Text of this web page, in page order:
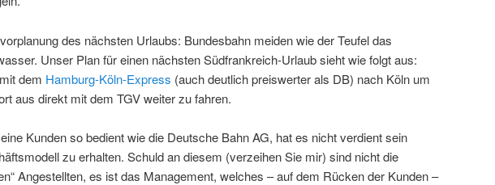
des nächsten Urlaubs: Bundesbahn meiden wie der Teufel das
Unser Plan für einen nächsten Südfrankreich-Urlaub sieht wie folgt aus:
dem Hamburg-Köln-Express (auch deutlich preiswerter als DB) nach Köln um
aus direkt mit dem TGV weiter zu fahren.
Kunden so bedient wie die Deutsche Bahn AG, hat es nicht verdient sein
zu erhalten. Schuld an diesem (verzeihen Sie mir) sind nicht die
Angestellten, es ist das Management, welches – auf dem Rücken der Kunden –